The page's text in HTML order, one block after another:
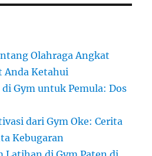
Olahraga Angkat
Anda Ketahui
Gym untuk Pemula: Dos
dari Gym Oke: Cerita
Kebugaran